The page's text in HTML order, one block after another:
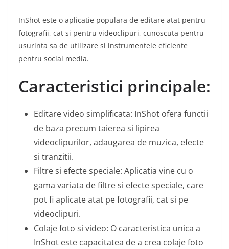
InShot este o aplicatie populara de editare atat pentru
fotografii, cat si pentru videoclipuri, cunoscuta pentru
usurinta sa de utilizare si instrumentele eficiente
pentru social media.
Caracteristici principale:
Editare video simplificata: InShot ofera functii
de baza precum taierea si lipirea
videoclipurilor, adaugarea de muzica, efecte
si tranzitii.
Filtre si efecte speciale: Aplicatia vine cu o
gama variata de filtre si efecte speciale, care
pot fi aplicate atat pe fotografii, cat si pe
videoclipuri.
Colaje foto si video: O caracteristica unica a
InShot este capacitatea de a crea colaje foto